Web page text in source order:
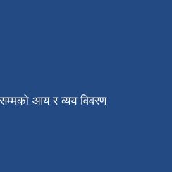
आय र व्यय विवरण